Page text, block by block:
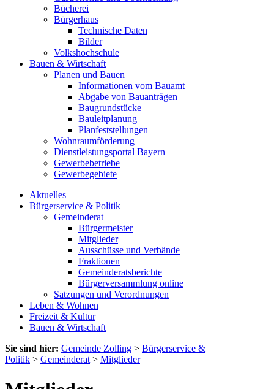
Bücherei
Bürgerhaus
Technische Daten
Bilder
Volkshochschule
Bauen & Wirtschaft
Planen und Bauen
Informationen vom Bauamt
Abgabe von Bauanträgen
Baugrundstücke
Bauleitplanung
Planfeststellungen
Wohnraumförderung
Dienstleistungsportal Bayern
Gewerbebetriebe
Gewerbegebiete
Aktuelles
Bürgerservice & Politik
Gemeinderat
Bürgermeister
Mitglieder
Ausschüsse und Verbände
Fraktionen
Gemeinderatsberichte
Bürgerversammlung online
Satzungen und Verordnungen
Leben & Wohnen
Freizeit & Kultur
Bauen & Wirtschaft
Sie sind hier: Gemeinde Zolling > Bürgerservice &
Politik > Gemeinderat > Mitglieder